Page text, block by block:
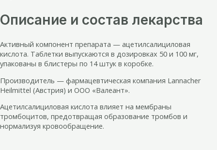
Описание и состав лекарства
Активный компонент препарата — ацетилсалициловая
кислота. Таблетки выпускаются в дозировках 50 и 100 мг,
упакованы в блистеры по 14 штук в коробке.
Производитель — фармацевтическая компания Lannacher
Heilmittel (Австрия) и ООО «Валеант».
Ацетилсалициловая кислота влияет на мембраны
тромбоцитов, предотвращая образование тромбов и
нормализуя кровообращение.